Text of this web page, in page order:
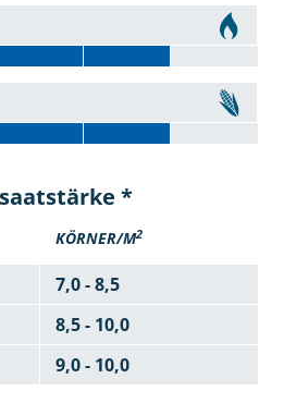
*
KÖRNER/M2
7,0 - 8,5
8,5 - 10,0
9,0 - 10,0